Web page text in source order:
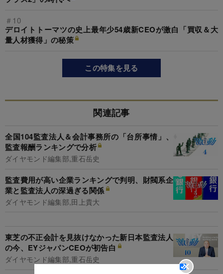
＃10
デロイトトーマツの史上最年少54歳新CEOが激白「買収＆大
量人材獲得」の秘策
この特集を見る
関連記事
全国104監査法人＆会計事務所の「台所事情」、
監査報酬ランキングで分析
ダイヤモンド編集部,重石岳史
監査費用が高い企業ランキングで判明、財閥系企
業と監査法人の深過ぎる関係
ダイヤモンド編集部,田上貴大
東芝の不正会計を見抜けなかった新日本監査法人
の今、EYジャパンCEOが初告白
ダイヤモンド編集部,重石岳史